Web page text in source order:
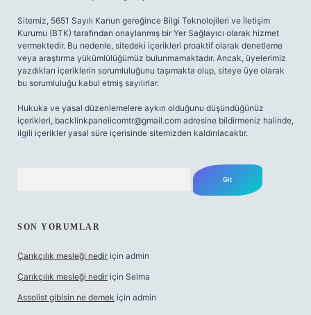
Sitemiz, 5651 Sayılı Kanun gereğince Bilgi Teknolojileri ve İletişim
Kurumu (BTK) tarafından onaylanmış bir Yer Sağlayıcı olarak hizmet
vermektedir. Bu nedenle, sitedeki içerikleri proaktif olarak denetleme
veya araştırma yükümlülüğümüz bulunmamaktadır. Ancak, üyelerimiz
yazdıkları içeriklerin sorumluluğunu taşımakta olup, siteye üye olarak
bu sorumluluğu kabul etmiş sayılırlar.
Hukuka ve yasal düzenlemelere aykırı olduğunu düşündüğünüz
içerikleri, backlinkpanelicomtr@gmail.com adresine bildirmeniz halinde,
ilgili içerikler yasal süre içerisinde sitemizden kaldırılacaktır.
SON YORUMLAR
Çarıkçılık mesleği nedir için admin
Çarıkçılık mesleği nedir için Selma
Assolist gibisin ne demek için admin